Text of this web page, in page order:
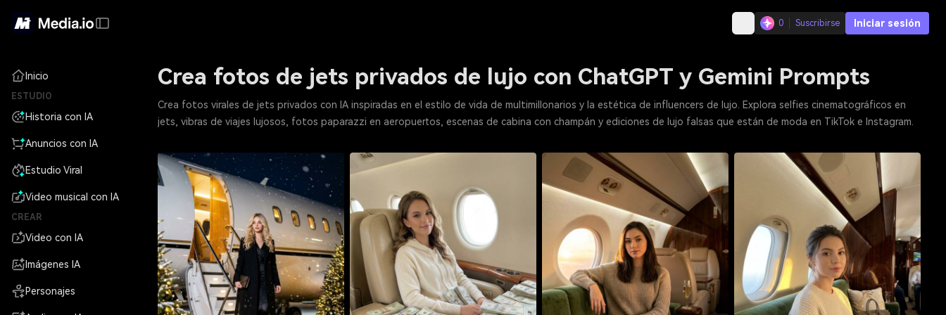
0 Suscribirse Iniciar sesión
Inicio
ESTUDIO
Historia con IA
Anuncios con IA
Estudio Viral
Video musical con IA
CREAR
Video con IA
Imágenes IA
Personajes
Crea fotos de jets privados de lujo con ChatGPT y Gemini Prompts
Crea fotos virales de jets privados con IA inspiradas en el estilo de vida de multimillonarios y la estética de influencers de lujo. Explora selfies cinematográficos en
jets, vibras de viajes lujosos, fotos paparazzi en aeropuertos, escenas de cabina con champán y ediciones de lujo falsas que están de moda en TikTok e Instagram.